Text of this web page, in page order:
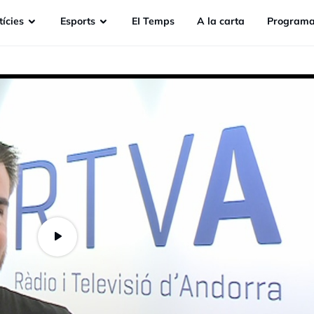
Esports EI Temps A la carta